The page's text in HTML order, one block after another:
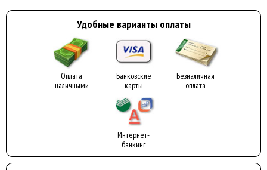
Удобные варианты оплаты
Оплата
наличными
Банковские
карты
Безналичная
оплата
Интернет-
банкинг